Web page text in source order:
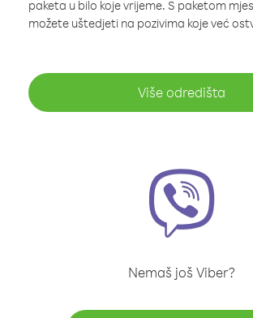
paketa u bilo koje vrijeme. S paketom
možete uštedjeti na pozivima koje već
Više odredišta
Nemaš još Viber?